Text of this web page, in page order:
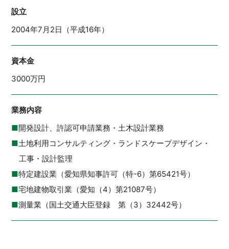
設立
2004年7月2日（平成16年）
資本金
3000万円
業務内容
■開発設計、許認可申請業務・土木設計業務
■土地利用コンサルティング・ランドスケープデザイン・
工事・設計監理
■特定建設業（愛知県知事許可（特-6）第65421号）
■宅地建物取引業（愛知（4）第21087号）
■測量業（国土交通大臣登録 第（3）32442号）